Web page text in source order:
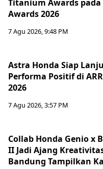
Titanium Awards pada
Awards 2026
7 Agu 2026, 9:48 PM
Astra Honda Siap
Performa Positif di
2026
7 Agu 2026, 3:57 PM
Collab Honda Genio x
II Jadi Ajang
Bandung Tampilkan